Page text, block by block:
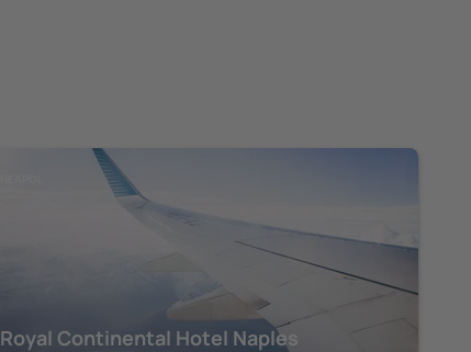
Royal Continental Hotel Naples